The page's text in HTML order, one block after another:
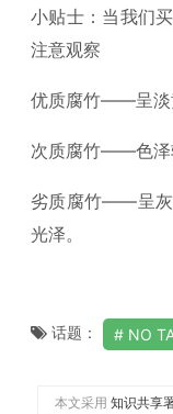
小贴士：当我们
注意观察
优质腐竹——呈淡
次质腐竹——色泽
劣质腐竹——呈灰
光泽。
话题： NO
本文采用 知识共享